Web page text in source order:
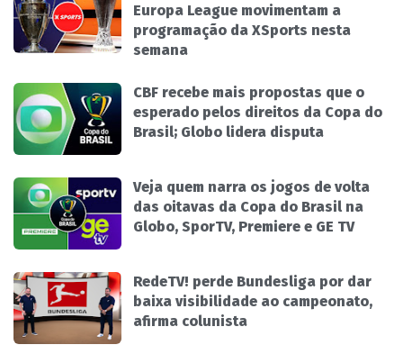
Europa League movimentam a
programação da XSports nesta
semana
CBF recebe mais propostas que o
esperado pelos direitos da Copa do
Brasil; Globo lidera disputa
Veja quem narra os jogos de volta
das oitavas da Copa do Brasil na
Globo, SporTV, Premiere e GE TV
RedeTV! perde Bundesliga por dar
baixa visibilidade ao campeonato,
afirma colunista